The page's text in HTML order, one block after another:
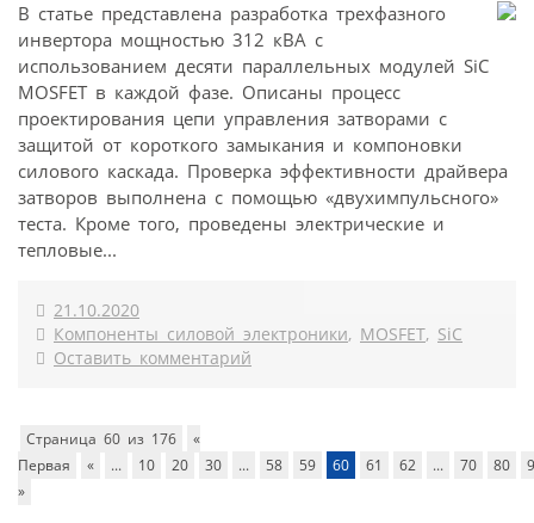
В статье представлена разработка трехфазного
инвертора мощностью 312 кВА с
использованием десяти параллельных модулей SiC
MOSFET в каждой фазе. Описаны процесс
проектирования цепи управления затворами с
защитой от короткого замыкания и компоновки
силового каскада. Проверка эффективности драйвера
затворов выполнена с помощью «двухимпульсного»
теста. Кроме того, проведены электрические и
тепловые...
21.10.2020
Компоненты силовой электроники, MOSFET, SiC
Оставить комментарий
Страница 60 из 176
«
Первая
« ... 10 20 30 ... 58 59 60 61 62 ... 70 80
»